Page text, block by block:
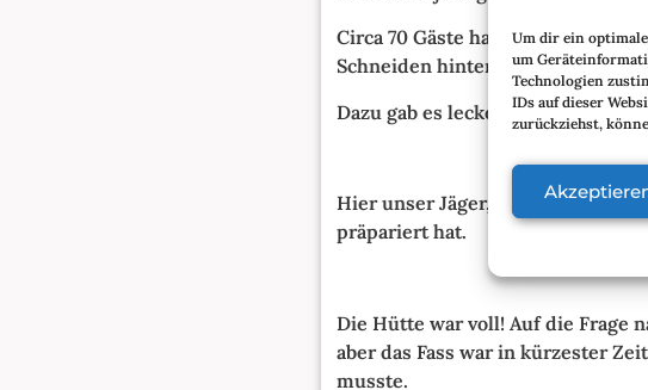
Um dir ein
um
Technologien
IDs auf dieser
zurückziehst,
Circa 70 Gäste haben sich über
Schneiden hinterhergekommen.
Dazu gab es leckere,
Hier unser Jäger, der das
präpariert hat.
Die Hütte war voll! Auf die Frage
aber das Fass war in kürzester
musste.